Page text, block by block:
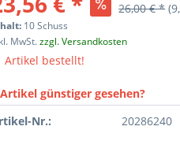
26,00 € *
10 Schuss
MwSt.zzgl. Versandkosten
Artikel bestellt!
günstiger gesehen?
Nr.:
20286240